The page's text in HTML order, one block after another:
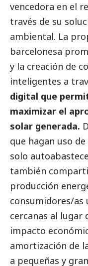
vencedora en el
través de su
ambiental. La
barcelonesa
y la creación de
inteligentes a
digital que
maximizar el
solar generada.
que hagan uso
solo
también
producción
consumidores/as
cercanas al lugar
impacto
amortización de
a pequeñas y